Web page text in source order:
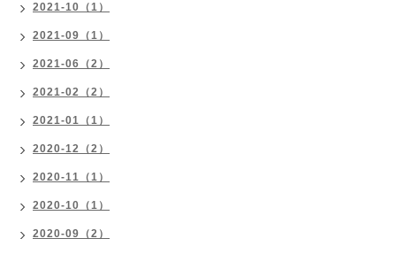
2021-10（1）
2021-09（1）
2021-06（2）
2021-02（2）
2021-01（1）
2020-12（2）
2020-11（1）
2020-10（1）
2020-09（2）